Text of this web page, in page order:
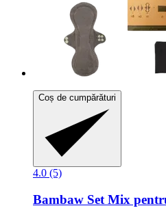
Coș de cumpărături
4.0 (5)
Bambaw Set Mix